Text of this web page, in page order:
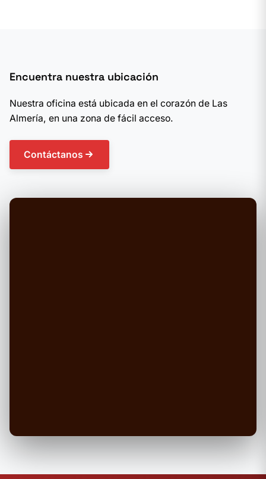
Encuentra nuestra ubicación
Nuestra oficina está ubicada en el corazón de Las
Almería, en una zona de fácil acceso.
Contáctanos